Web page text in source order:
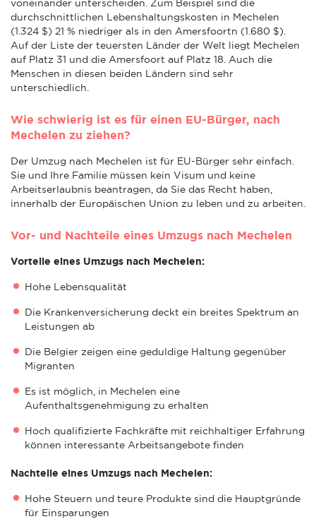
voneinander unterscheiden. Zum Beispiel sind die
durchschnittlichen Lebenshaltungskosten in Mechelen
(1.324 $) 21 % niedriger als in den Amersfoortn (1.680 $).
Auf der Liste der teuersten Länder der Welt liegt Mechelen
auf Platz 31 und die Amersfoort auf Platz 18. Auch die
Menschen in diesen beiden Ländern sind sehr
unterschiedlich.
Wie schwierig ist es für einen EU-Bürger, nach
Mechelen zu ziehen?
Der Umzug nach Mechelen ist für EU-Bürger sehr einfach.
Sie und Ihre Familie müssen kein Visum und keine
Arbeitserlaubnis beantragen, da Sie das Recht haben,
innerhalb der Europäischen Union zu leben und zu arbeiten.
Vor- und Nachteile eines Umzugs nach Mechelen
Vorteile eines Umzugs nach Mechelen:
Hohe Lebensqualität
Die Krankenversicherung deckt ein breites Spektrum an
Leistungen ab
Die Belgier zeigen eine geduldige Haltung gegenüber
Migranten
Es ist möglich, in Mechelen eine
Aufenthaltsgenehmigung zu erhalten
Hoch qualifizierte Fachkräfte mit reichhaltiger Erfahrung
können interessante Arbeitsangebote finden
Nachteile eines Umzugs nach Mechelen:
Hohe Steuern und teure Produkte sind die Hauptgründe
für Einsparungen